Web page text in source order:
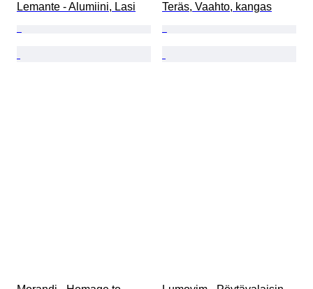
Lemante - Alumiini, Lasi
Teräs, Vaahto, kangas